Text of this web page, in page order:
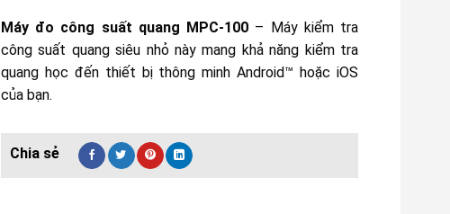
Máy đo công suất quang MPC-100 – Máy kiểm tra
công suất quang siêu nhỏ này mang khả năng kiểm tra
quang học đến thiết bị thông minh Android™ hoặc iOS
của bạn.